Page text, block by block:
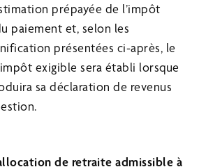
prépayée de l’impôt
paiement et, selon les
présentées ci-après, le
exigible sera établi lorsque
sa déclaration de revenus
de retraite admissible à